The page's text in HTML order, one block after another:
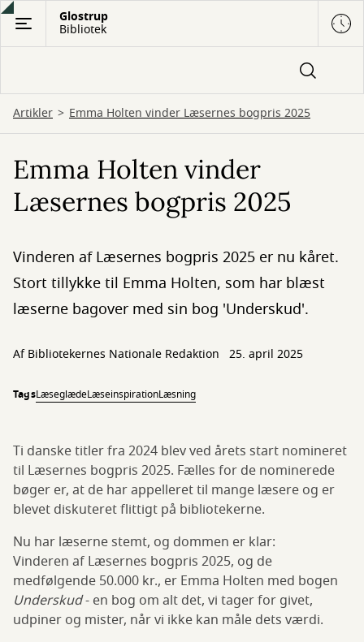
Gå
hovedindhold
Glostrup
Bibliotek
Artikler Emma Holten vinder Læsernes bogpris 2025
Emma Holten vinder
Læsernes bogpris 2025
Vinderen af Læsernes bogpris 2025 er nu kåret.
Stort tillykke til Emma Holten, som har blæst
læserne bagover med sin bog 'Underskud'.
Af Bibliotekernes Nationale Redaktion 25. april 2025
TagsLæseglædeLæseinspirationLæsning
Ti danske titler fra 2024 blev ved årets start nomineret
til Læsernes bogpris 2025. Fælles for de nominerede
bøger er, at de har appelleret til mange læsere og er
blevet diskuteret flittigt på bibliotekerne.
Nu har læserne stemt, og dommen er klar:
Vinderen af Læsernes bogpris 2025, og de
medfølgende 50.000 kr., er Emma Holten med bogen
Underskud- en bog om alt det, vi tager for givet,
udpiner og mister, når vi ikke kan måle dets værdi.